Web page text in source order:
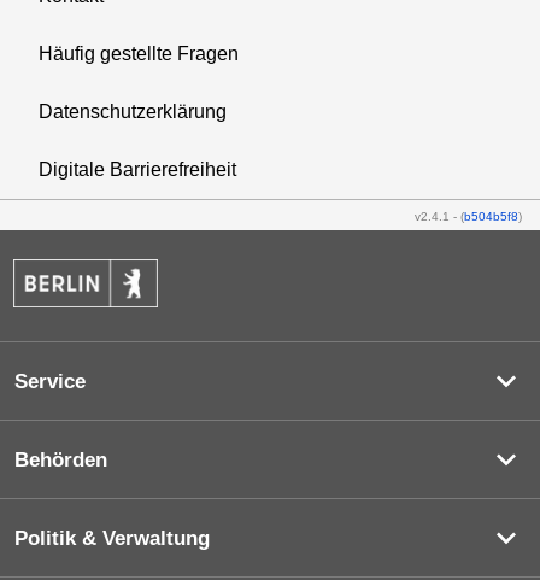
v2.4.1 -(b504b5f8)
Häufig gestellte Fragen
Datenschutzerklärung
Digitale Barrierefreiheit
Service
Behörden
Politik & Verwaltung